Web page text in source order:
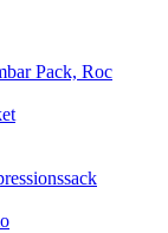
Pack, Roc